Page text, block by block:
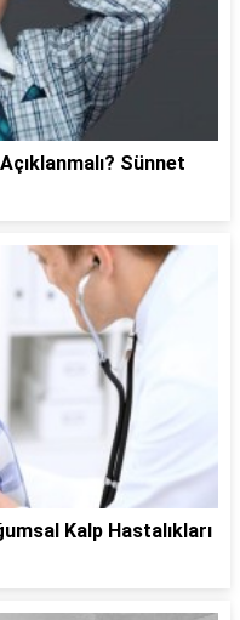
Sünnet
Kalp Hastalıkları